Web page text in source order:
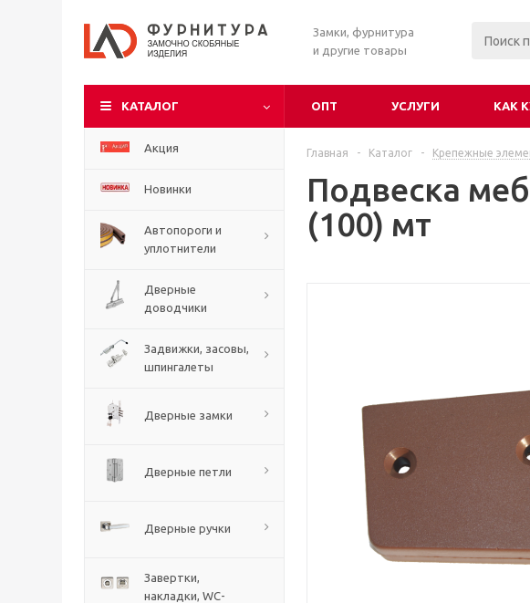
Замки, фурнитура
и другие товары
КАТАЛОГ ОПТ УСЛУГИ КАК
Акция
Новинки
Автопороги и
уплотнители
Дверные
доводчики
Задвижки, засовы,
шпингалеты
Дверные замки
Дверные петли
Дверные ручки
Завертки,
накладки, WC-
Главная - Каталог - Крепежные
Подвеска
(100) мт